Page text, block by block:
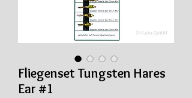
Fliegenset Tungsten Hares
Ear #1